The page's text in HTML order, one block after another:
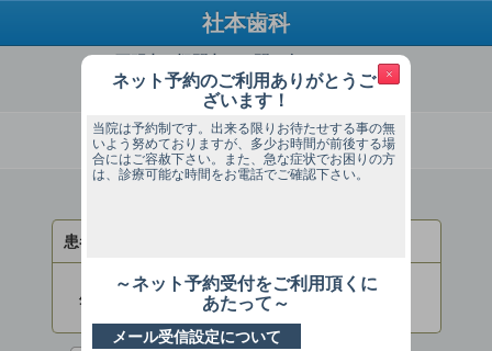
社本歯科
ご不明点・疑問点はお問い合わせください
TEL：052-931-8148
必ずお読みください
患者様番号
生年月日 (入力例：2013年1月1日→20130101)
×
ネット予約のご利用ありがとうご
ざいます！
当院は予約制です。出来る限りお待たせする事の無
いよう努めておりますが、多少お時間が前後する場
合にはご容赦下さい。また、急な症状でお困りの方
は、診療可能な時間をお電話でご確認下さい。
～ネット予約受付をご利用頂くに
あたって～
メール受信設定について